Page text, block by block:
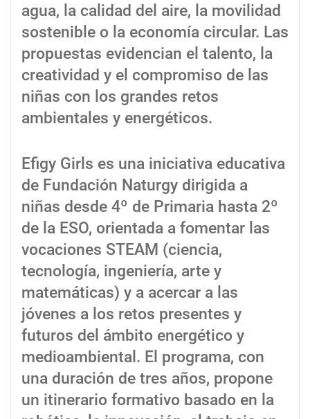
agua, la calidad del aire, la movilidad
sostenible o la economía circular. Las
propuestas evidencian el talento, la
creatividad y el compromiso de las
niñas con los grandes retos
ambientales y energéticos.
Efigy Girls es una iniciativa educativa
de Fundación Naturgy dirigida a
niñas desde 4º de Primaria hasta 2º
de la ESO, orientada a fomentar las
vocaciones STEAM (ciencia,
tecnología, ingeniería, arte y
matemáticas) y a acercar a las
jóvenes a los retos presentes y
futuros del ámbito energético y
medioambiental. El programa, con
una duración de tres años, propone
un itinerario formativo basado en la